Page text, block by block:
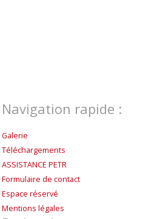
Navigation rapide :
Galerie
Téléchargements
ASSISTANCE PETR
Formulaire de contact
Espace réservé
Mentions légales